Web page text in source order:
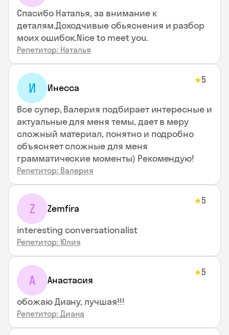
Спасибо Наталья, за внимание к
деталям.Доходчивые обьяснения и разбор
моих ошибок.Nice to meet you.
Репетитор: Наталья
И Инесса
★5
Все супер, Валерия подбирает интересные и
актуальные для меня темы, дает в меру
сложный материал, понятно и подробно
объясняет сложные для меня
грамматические моменты) Рекомендую!
Репетитор: Валерия
Z Zemfira
★5
interesting conversationalist
Репетитор: Юлия
А Анастасия
★5
обожаю Диану, лучшая!!!
Репетитор: Диана